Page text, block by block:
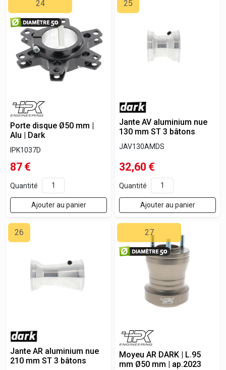
24
Porte disque Ø50 mm |
Alu | Dark
IPK1037D
87 €
Quantité
Ajouter au panier
25
Jante AV aluminium nue
130 mm ST 3 bâtons
JAV130AMDS
32,60 €
Quantité
Ajouter au panier
26
Jante AR aluminium nue
210 mm ST 3 bâtons
27
Moyeu AR DARK | L.95
mm Ø50 mm | ap.2023